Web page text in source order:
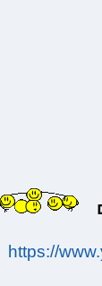
https://